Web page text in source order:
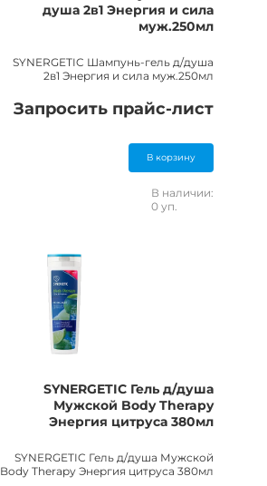
душа 2в1 Энергия и сила
муж.250мл
SYNERGETIC Шампунь-гель д/душа
2в1 Энергия и сила муж.250мл
Запросить прайс-лист
В корзину
В наличии:
0 уп.
SYNERGETIC Гель д/душа
Мужской Body Therapy
Энергия цитруса 380мл
SYNERGETIC Гель д/душа Мужской
Body Therapy Энергия цитруса 380мл